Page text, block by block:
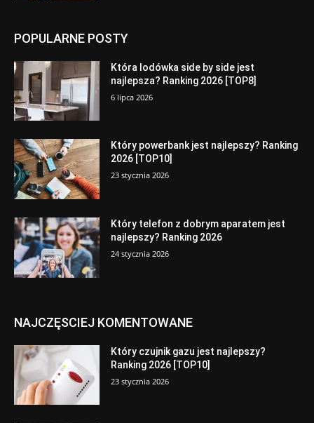
POPULARNE POSTY
Która lodówka side by side jest
najlepsza? Ranking 2026 [TOP8]
6 lipca 2026
Który powerbank jest najlepszy? Ranking
2026 [TOP10]
23 stycznia 2026
Który telefon z dobrym aparatem jest
najlepszy? Ranking 2026
24 stycznia 2026
NAJCZĘSCIEJ KOMENTOWANE
Który czujnik gazu jest najlepszy?
Ranking 2026 [TOP10]
23 stycznia 2026